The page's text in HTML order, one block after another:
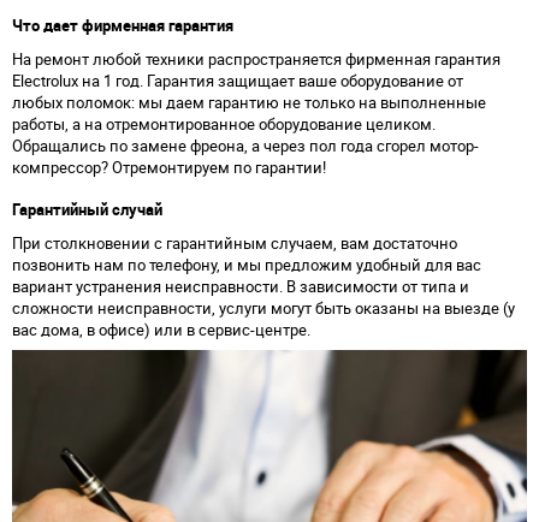
Что дает фирменная гарантия
На ремонт любой техники распространяется фирменная гарантия
Electrolux на 1 год. Гарантия защищает ваше оборудование от
любых поломок: мы даем гарантию не только на выполненные
работы, а на отремонтированное оборудование целиком.
Обращались по замене фреона, а через пол года сгорел мотор-
компрессор? Отремонтируем по гарантии!
Гарантийный случай
При столкновении с гарантийным случаем, вам достаточно
позвонить нам по телефону, и мы предложим удобный для вас
вариант устранения неисправности. В зависимости от типа и
сложности неисправности, услуги могут быть оказаны на выезде (у
вас дома, в офисе) или в сервис-центре.